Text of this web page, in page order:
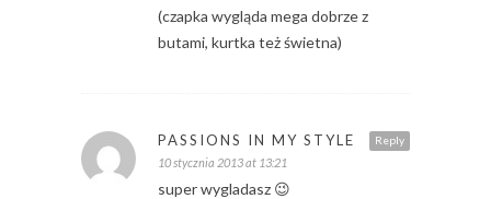
(czapka wygląda mega dobrze z
butami, kurtka też świetna)
Reply
PASSIONS IN MY STYLE
10 stycznia 2013 at 13:21
super wygladasz 😉